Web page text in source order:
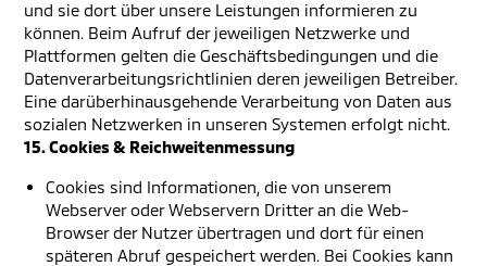
und sie dort über unsere Leistungen informieren zu
können. Beim Aufruf der jeweiligen Netzwerke und
Plattformen gelten die Geschäftsbedingungen und die
Datenverarbeitungsrichtlinien deren jeweiligen Betreiber.
Eine darüberhinausgehende Verarbeitung von Daten aus
sozialen Netzwerken in unseren Systemen erfolgt nicht.
15. Cookies & Reichweitenmessung
Cookies sind Informationen, die von unserem
Webserver oder Webservern Dritter an die Web-
Browser der Nutzer übertragen und dort für einen
späteren Abruf gespeichert werden. Bei Cookies kann